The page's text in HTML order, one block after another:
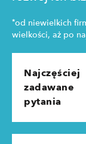
*od niewielkich
wielkości, aż po
Najczęściej
zadawane
pytania